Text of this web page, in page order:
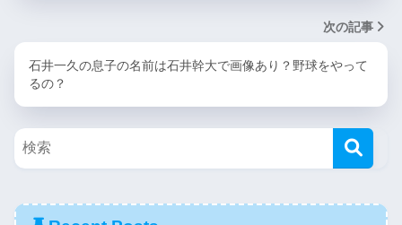
次の記事
石井一久の息子の名前は石井幹大で画像あり？野球をやって
るの？